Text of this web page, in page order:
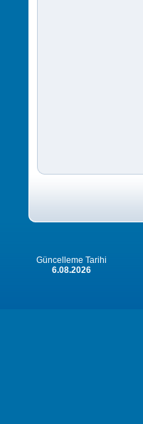
Güncelleme Tarihi
6.08.2026